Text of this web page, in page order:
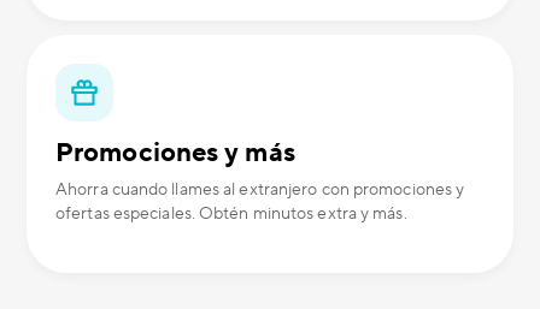
Promociones y más
Ahorra cuando llames al extranjero con promociones y
ofertas especiales. Obtén minutos extra y más.